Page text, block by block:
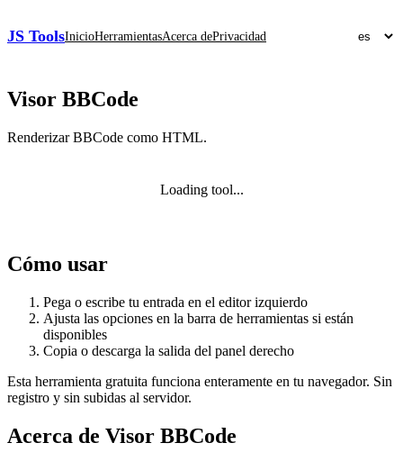
JS ToolsInicioHerramientasAcerca dePrivacidad
Visor BBCode
Renderizar BBCode como HTML.
Loading tool...
Cómo usar
Pega o escribe tu entrada en el editor izquierdo
Ajusta las opciones en la barra de herramientas si están
disponibles
Copia o descarga la salida del panel derecho
Esta herramienta gratuita funciona enteramente en tu navegador. Sin
registro y sin subidas al servidor.
Acerca de Visor BBCode